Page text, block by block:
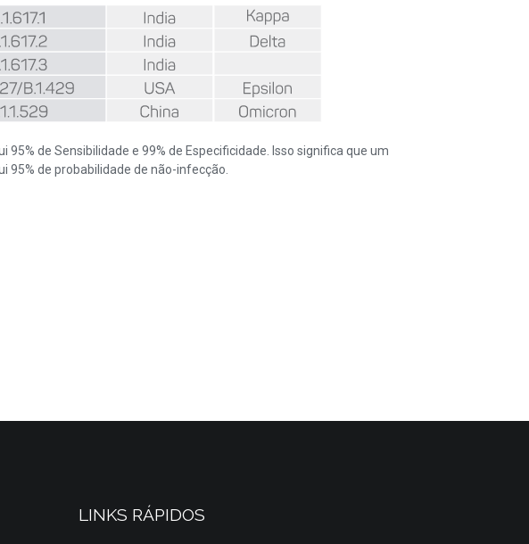
95% de Sensibilidade e 99% de Especificidade. Isso significa que um
95% de probabilidade de não-infecção.
LINKS RÁPIDOS